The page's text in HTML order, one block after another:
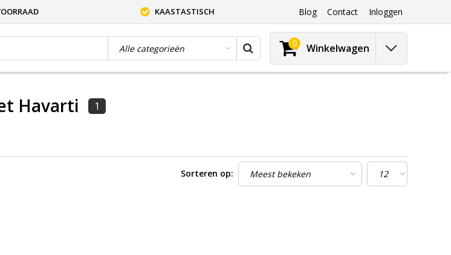
KAASTASTISCH Blog Contact Inloggen
0 Winkelwagen
Havarti 1
Sorteren op: